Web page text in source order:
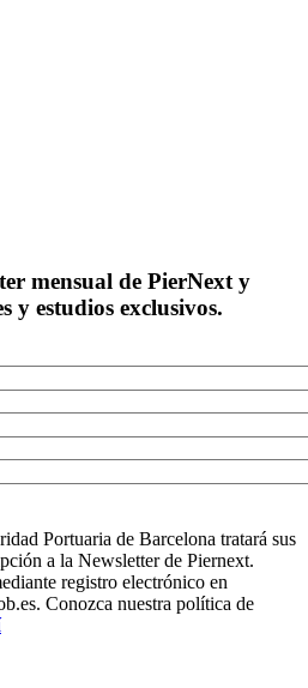
mensual de PierNext y
y estudios exclusivos.
Portuaria de Barcelona tratará sus
a la Newsletter de Piernext.
registro electrónico en
Conozca nuestra política de